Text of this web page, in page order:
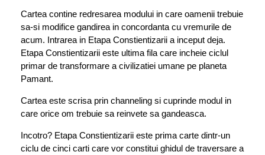
Cartea contine redresarea modului in care oamenii trebuie
sa-si modifice gandirea in concordanta cu vremurile de
acum. Intrarea in Etapa Constientizarii a inceput deja.
Etapa Constientizarii este ultima fila care incheie ciclul
primar de transformare a civilizatiei umane pe planeta
Pamant.
Cartea este scrisa prin channeling si cuprinde modul in
care orice om trebuie sa reinvete sa gandeasca.
Incotro? Etapa Constientizarii este prima carte dintr-un
ciclu de cinci carti care vor constitui ghidul de traversare a